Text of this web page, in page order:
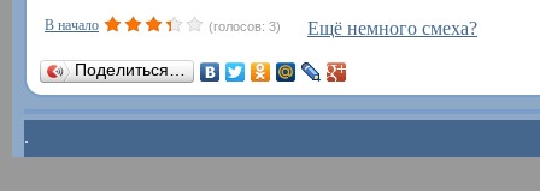
В начало (голосов: 3) Ещё немного смеха?
Поделиться…
.